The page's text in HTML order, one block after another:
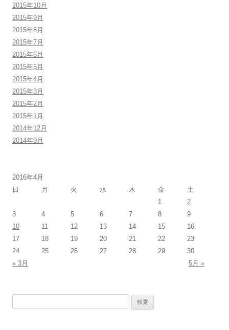
2015年10月
2015年9月
2015年8月
2015年7月
2015年6月
2015年5月
2015年4月
2015年3月
2015年2月
2015年1月
2014年12月
2014年9月
2016年4月
日
月 火 水 木 金
土
1
2
3
4 5 6 7 8
9
10
11 12 13 14 15
16
17
18 19 20 21 22
23
24
25 26 27 28 29
30
« 3月
5月 »